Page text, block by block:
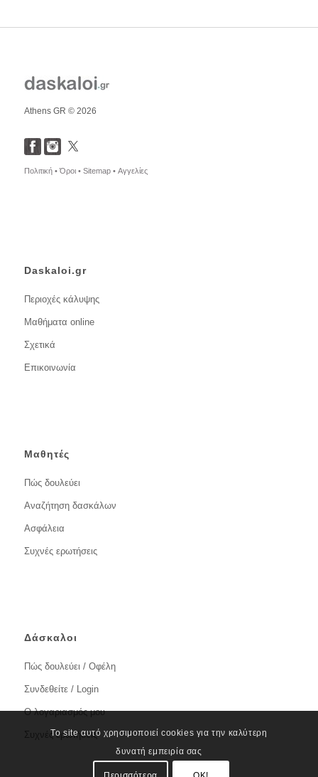
Athens GR © 2026
Πολιτική •Όροι • Sitemap • Αγγελίες
Daskaloi.gr
Περιοχές κάλυψης
Μαθήματα online
Σχετικά
Επικοινωνία
Μαθητές
Πώς δουλεύει
Αναζήτηση δασκάλων
Ασφάλεια
Συχνές ερωτήσεις
Δάσκαλοι
Πώς δουλεύει / Οφέλη
Συνδεθείτε / Login
Ο λογαριασμός μου
Συχνές ερωτήσεις
Το site αυτό χρησιμοποιεί cookies για την καλύτερη
δυνατή εμπειρία σας